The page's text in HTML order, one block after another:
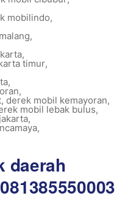
mobilindo,
,
,
timur,
,
,
, derek mobil kemayoran,
mobil lebak bulus,
,
,
daerah